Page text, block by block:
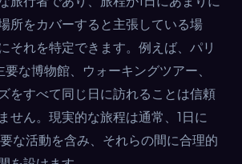
所をカバーすると主張している場
それを特定できます。例えば、パリ
要な博物館、ウォーキングツアー、
をすべて同じ日に訪れることは信頼
せん。現実的な旅程は通常、1日に
な活動を含み、それらの間に合理的